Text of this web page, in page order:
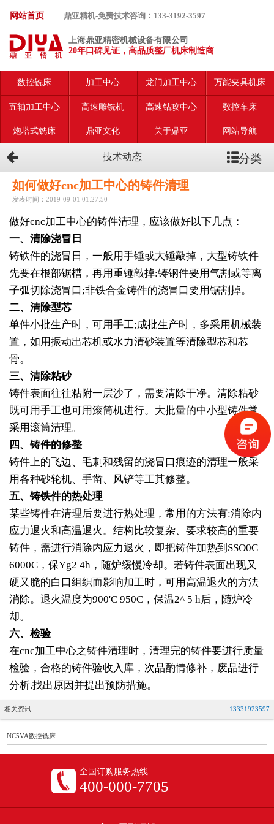
网站首页 鼎亚精机-免费技术咨询：133-3192-3597
上海鼎亚精密机械设备有限公司
20年口碑见证，高品质整厂机床制造商
数控铣床 加工中心 龙门加工中心 万能夹具机床
五轴加工中心 高速雕铣机 高速钻攻中心 数控车床
炮塔式铣床 鼎亚文化 关于鼎亚 网站导航
技术动态 分类
如何做好cnc加工中心的铸件清理
发表时间：2019-09-01 01:27:50
做好cnc加工中心的铸件清理，应该做好以下几点：
一、清除浇冒日
铸铁件的浇冒日，一般用手锤或大锤敲掉，大型铸铁件
先要在根部锯槽，再用重锤敲掉:铸钢件要用气割或等离
子弧切除浇冒口;非铁合金铸件的浇冒口要用锯割掉。
二、清除型芯
单件小批生产时，可用手工;成批生产时，多采用机械装
置，如用振动出芯机或水力清砂装置等清除型芯和芯
骨。
三、清除粘砂
铸件表面往往粘附一层沙了，需要清除干净。清除粘砂
既可用手工也可用滚筒机进行。大批量的中小型铸件常
采用滚筒清理。
四、铸件的修整
铸件上的飞边、毛刺和残留的浇冒口痕迹的清理一般采
用各种砂轮机、手凿、风铲等工其修整。
五、铸铁件的热处理
某些铸件在清理后要进行热处理，常用的方法有:消除内
应力退火和高温退火。结构比较复杂、要求较高的重要
铸件，需进行消除内应力退火，即把铸件加热到SSO0C
6000C，保Yg2 4h，随炉缓慢冷却。若铸件表面出现又
硬又脆的白口组织而影响加工时，可用高温退火的方法
消除。退火温度为900'C 950C，保温2^ 5 h后，随炉冷
却。
六、检验
在cnc加工中心之铸件清理时，清理完的铸件要进行质量
检验，合格的铸件验收入库，次品酌情修补，废品进行
分析.找出原因并提出预防措施。
相关资讯 13331923597
NC5VA数控铣床
全国订购服务热线
400-000-7705